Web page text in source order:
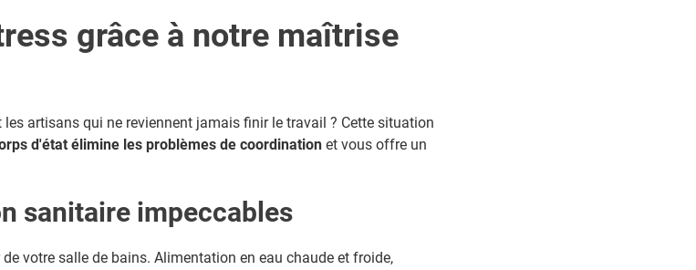
grâce à notre maîtrise
artisans qui ne reviennent jamais finir le travail ? Cette situation
d'état élimine les problèmes de coordination et vous offre un
sanitaire impeccables
votre salle de bains. Alimentation en eau chaude et froide,